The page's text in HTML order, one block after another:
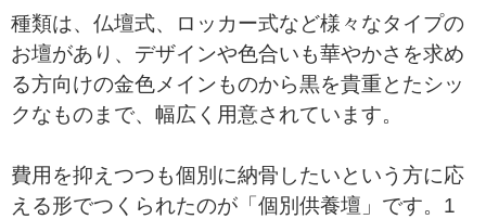
種類は、仏壇式、ロッカー式など様々なタイプの
お壇があり、デザインや色合いも華やかさを求め
る方向けの金色メインものから黒を貴重とたシッ
クなものまで、幅広く用意されています。
費用を抑えつつも個別に納骨したいという方に応
える形でつくられたのが「個別供養壇」です。1